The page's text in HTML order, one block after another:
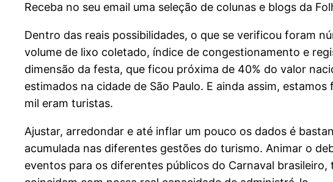
Receba no seu email uma seleção de colunas e blogs da
Dentro das reais possibilidades, o que se verificou foram
volume de lixo coletado, índice de congestionamento e
dimensão da festa, que ficou próxima de 40% do valor
estimados na cidade de São Paulo. E ainda assim,
mil eram turistas.
Ajustar, arredondar e até inflar um pouco os dados é
acumulada nas diferentes gestões do turismo. Animar o
eventos para os diferentes públicos do Carnaval